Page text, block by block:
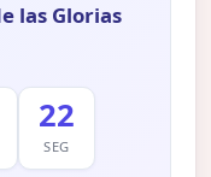
las Glorias
21
SEG